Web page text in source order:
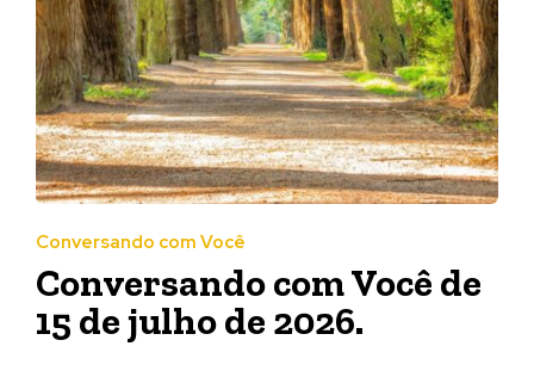
Conversando com Você
Conversando com Você de
15 de julho de 2026.